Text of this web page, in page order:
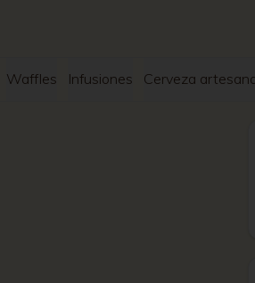
Waffles Infusiones Cerveza